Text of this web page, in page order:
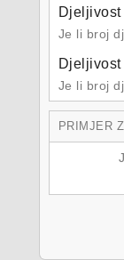
Djeljivost
Je li broj
Djeljivost
Je li broj
PRIMJER